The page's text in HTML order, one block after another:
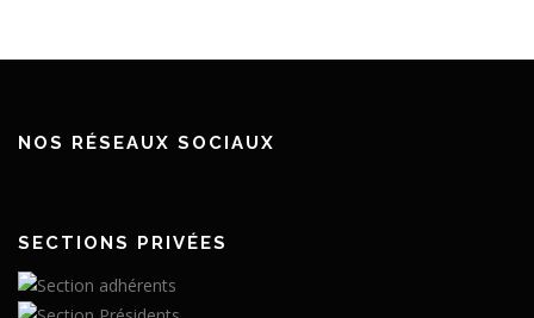
NOS RÉSEAUX SOCIAUX
SECTIONS PRIVÉES